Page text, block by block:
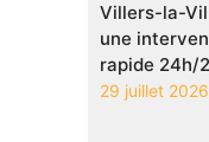
Villers-la-
une
rapide 24h/
29 juillet 2026